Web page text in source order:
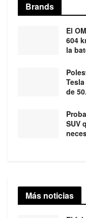
Brands
El
604
la
de
SUV
Más noticias